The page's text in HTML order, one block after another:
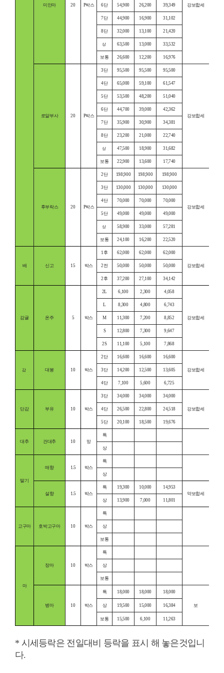
미안마 20 P박스 강보합세
6단 54,900 26,200 39,349
7단 44,900 16,900 31,102
8단 32,000 13,100 21,420
상 63,500 13,000 33,532
보통 26,600 12,200 16,976
로얄부사 20 P박스
3단 95,500 95,500 95,500
강보합세
4단 65,000 59,100 61,547
5단 53,500 48,200 51,040
6단 44,700 39,000 42,362
7단 35,900 30,900 34,381
8단 23,200 21,000 22,740
상 47,500 18,900 31,682
보통 22,900 13,600 17,740
후부락스 20 P박스
2단 198,900 198,900 198,900
강보합세
3단 130,000 130,000 130,000
4단 70,000 70,000 70,000
5단 49,000 49,000 49,000
상 58,900 33,000 57,281
보통 24,100 16,200 22,520
배 신고 15 박스
1후 62,000 62,000 62,000
강보합세
2전 50,000 50,000 50,000
2후 37,200 27,100 34,142
감귤 온주 5 박스
2L 6,100 2,300 4,058
강보합세
L 8,300 4,800 6,743
M 11,300 7,200 8,852
S 12,800 7,300 9,647
2S 11,100 5,100 7,868
감 대봉 10 박스
2단 16,600 16,600 16,600
강보합세
3단 14,200 12,500 13,605
4단 7,100 5,600 6,725
단감 부유 10 박스
3단 34,000 34,000 34,000
강보합세
4단 26,500 22,800 24,518
5단 20,100 18,500 19,676
대추 건대추 10 망
특
상
딸기
매향 1.5 박스
특
상
설향 1.5 박스
특 19,300 10,000
14,953
약보합세
상
13,900 7,000 11,801
고구마 호박고구마 10 박스
특
상
보통
마
장마 10 박스
특
상
보통
병마 10 박스
특 18,000 18,000 18,000
보
상 19,500 15,000 16,384
보통 15,500 6,100 11,263
* 시세등락은 전일대비 등락을 표시 해 놓은것입니
다.